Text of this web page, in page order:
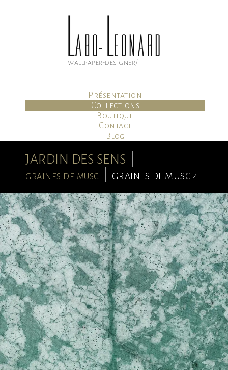
wallpaper-designer/
Présentation
Collections
Boutique
Contact
Blog
Panier
JARDIN DES SENS
graines de musc GRAINES DE MUSC 4